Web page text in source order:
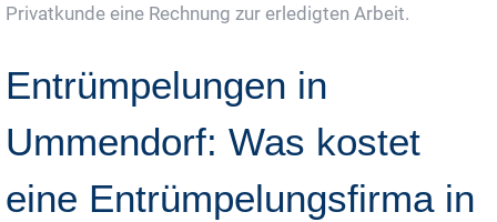
Privatkunde eine Rechnung zur erledigten Arbeit.
Entrümpelungen in
Ummendorf: Was kostet
eine Entrümpelungsfirma in